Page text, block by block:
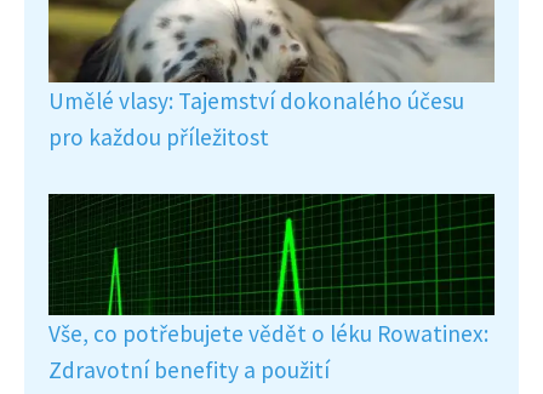
Umělé vlasy: Tajemství dokonalého účesu
pro každou příležitost
Vše, co potřebujete vědět o léku Rowatinex:
Zdravotní benefity a použití